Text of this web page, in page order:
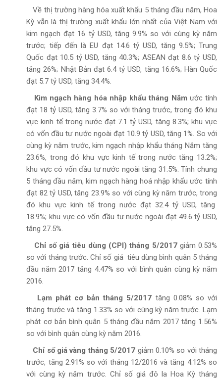
Về thị trường hàng hóa xuất khẩu 5 tháng đầu năm, Hoa
Kỳ vẫn là thị trường xuất khẩu lớn nhất của Việt Nam với
kim ngạch đạt 16 tỷ USD, tăng 9.9% so với cùng kỳ năm
trước; tiếp đến là EU đạt 14.6 tỷ USD, tăng 9.5%; Trung
Quốc đạt 10.5 tỷ USD, tăng 40.3%; ASEAN đạt 8.6 tỷ USD,
tăng 26%; Nhật Bản đạt 6.4 tỷ USD, tăng 16.6%; Hàn Quốc
đạt 5.7 tỷ USD, tăng 34.4%.
Kim ngạch hàng hóa nhập khẩu tháng Năm ước tính
đạt 18 tỷ USD, tăng 3.7% so với tháng trước, trong đó khu
vực kinh tế trong nước đạt 7.1 tỷ USD, tăng 8.3%; khu vực
có vốn đầu tư nước ngoài đạt 10.9 tỷ USD, tăng 1%. So với
cùng kỳ năm trước, kim ngạch nhập khẩu tháng Năm tăng
23.6%, trong đó khu vực kinh tế trong nước tăng 13.2%;
khu vực có vốn đầu tư nước ngoài tăng 31.5%. Tính chung
5 tháng đầu năm, kim ngạch hàng hoá nhập khẩu ước tính
đạt 82 tỷ USD, tăng 23.9% so với cùng kỳ năm trước, trong
đó khu vực kinh tế trong nước đạt 32.4 tỷ USD, tăng
18.9%; khu vực có vốn đầu tư nước ngoài đạt 49.6 tỷ USD,
tăng 27.5%.
Chỉ số giá tiêu dùng (CPI) tháng 5/2017 giảm 0.53%
so với tháng trước. Chỉ số giá tiêu dùng bình quân 5 tháng
đầu năm 2017 tăng 4.47% so với bình quân cùng kỳ năm
2016.
Lạm phát cơ bản tháng 5/2017 tăng 0.08% so với
tháng trước và tăng 1.33% so với cùng kỳ năm trước. Lạm
phát cơ bản bình quân 5 tháng đầu năm 2017 tăng 1.56%
so với bình quân cùng kỳ năm 2016.
Chỉ số giá vàng tháng 5/2017 giảm 0.10% so với tháng
trước, tăng 2.91% so với tháng 12/2016 và tăng 4.12% so
với cùng kỳ năm trước. Chỉ số giá đô la Hoa Kỳ tháng